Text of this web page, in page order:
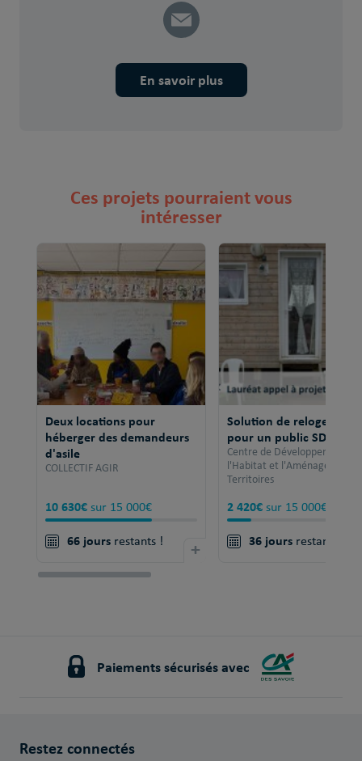
En savoir plus
Ces projets pourraient vous
intéresser
Deux locations pour
héberger des demandeurs
d'asile
COLLECTIF AGIR
10 630€ sur 15 000€
66 jours restants ! +
Solution de relogement
pour un public SDF
Centre de Développement
l'Habitat et l'Aménagement
Territoires
2 420€ sur 15 000€
36 jours restants !
Paiements sécurisés avec
Restez connectés